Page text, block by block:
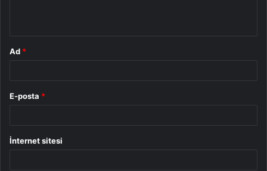
Ad *
E-posta *
İnternet sitesi